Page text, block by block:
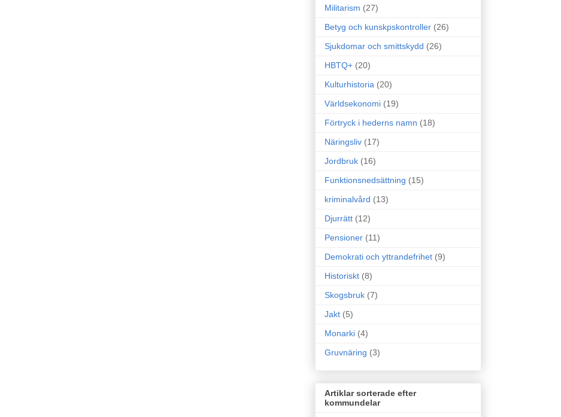
Militarism (27)
Betyg och kunskpskontroller (26)
Sjukdomar och smittskydd (26)
HBTQ+ (20)
Kulturhistoria (20)
Världsekonomi (19)
Förtryck i hederns namn (18)
Näringsliv (17)
Jordbruk (16)
Funktionsnedsättning (15)
kriminalvård (13)
Djurrätt (12)
Pensioner (11)
Demokrati och yttrandefrihet (9)
Historiskt (8)
Skogsbruk (7)
Jakt (5)
Monarki (4)
Gruvnäring (3)
Artiklar sorterade efter
kommundelar